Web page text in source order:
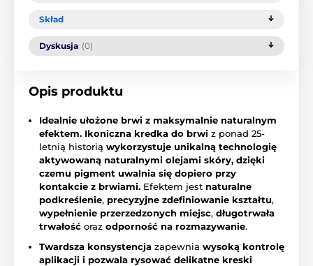
Skład
Dyskusja (0)
Opis produktu
Idealnie ułożone brwi z maksymalnie naturalnym
efektem. Ikoniczna kredka do brwi z ponad 25-
letnią historią wykorzystuje unikalną technologię
aktywowaną naturalnymi olejami skóry, dzięki
czemu pigment uwalnia się dopiero przy
kontakcie z brwiami. Efektem jest naturalne
podkreślenie, precyzyjne zdefiniowanie kształtu,
wypełnienie przerzedzonych miejsc, długotrwała
trwałość oraz odporność na rozmazywanie.
Twardsza konsystencja zapewnia wysoką kontrolę
aplikacji i pozwala rysować delikatne kreski